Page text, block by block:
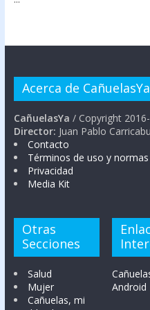
Acerca de
CañuelasYa / Copyright
Director: Juan Pablo
Contacto
Términos de uso y
Privacidad
Media Kit
Otras
Secciones
Salud
Mujer
Cañuelas, mi
Android